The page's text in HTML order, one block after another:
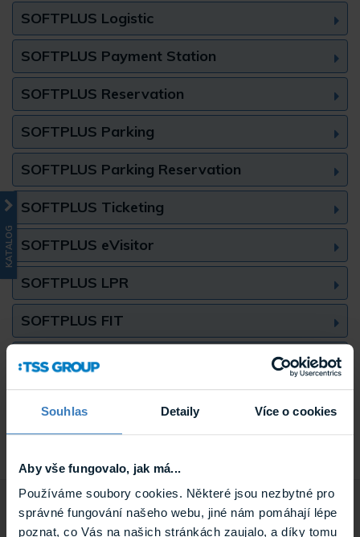
Souhlas Detaily Více o cookies
Aby vše fungovalo, jak má...
Používáme soubory cookies. Některé jsou nezbytné pro
správné fungování našeho webu, jiné nám pomáhají lépe
poznat, co Vás na našich stránkách zaujalo, a díky tomu
KATALOG
SOFTPLUS Logistic
SOFTPLUS Payment Station
SOFTPLUS Reservation
SOFTPLUS Parking
SOFTPLUS Parking Reservation
SOFTPLUS Ticketing
SOFTPLUS eVisitor
SOFTPLUS LPR
SOFTPLUS FIT
SOFTPLUS Stadium
Docházkový systém EDO3
Integrace
80 produktů